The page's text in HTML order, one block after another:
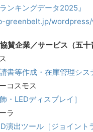
ンキングデータ2025』
greenbelt.jp/wordpress/
賛企業／サービス（五十
書等作成・在庫管理シス
コスモス
・LEDディスプレイ］
ラ
演出ツール［ジョイント